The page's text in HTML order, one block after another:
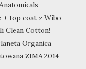
+ top coat z Wibo
Clean Cotton!
Organica
ZIMA 2014-